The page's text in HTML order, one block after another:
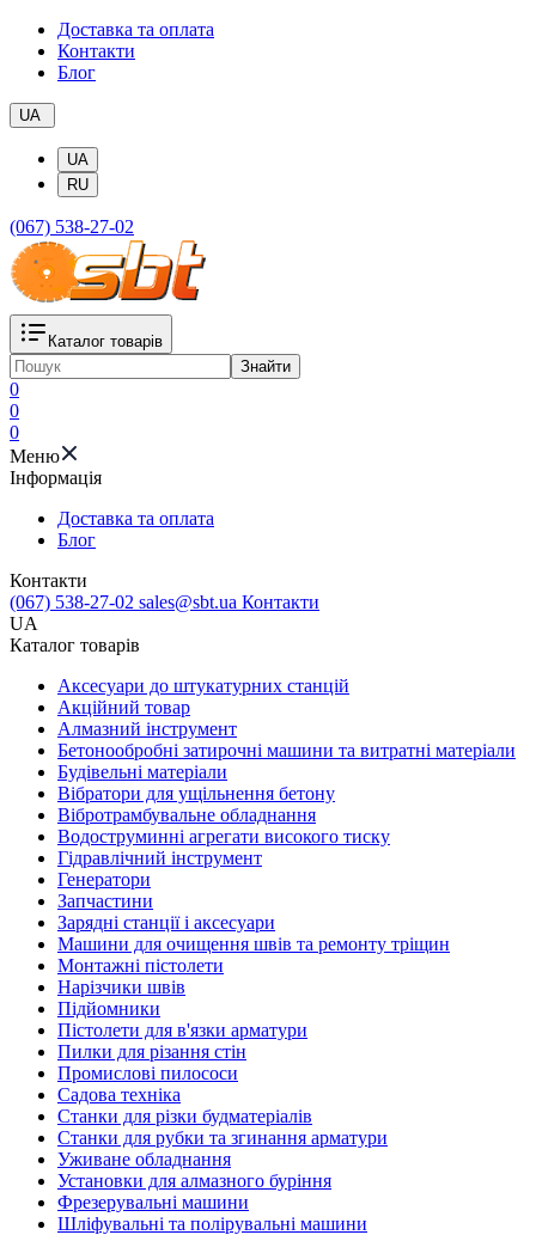
Доставка та оплата
Контакти
Блог
UA
UA
RU
(067) 538-27-02
Каталог товарів
Знайти
0
0
0
Меню
Iнформація
Доставка та оплата
Блог
Контакти
(067) 538-27-02 sales@sbt.ua Контакти
UA
Каталог товарів
Аксесуари до штукатурних станцій
Акційний товар
Алмазний інструмент
Бетонообробні затирочні машини та витратні матеріали
Будівельні матеріали
Вібратори для ущільнення бетону
Вібротрамбувальне обладнання
Водоструминні агрегати високого тиску
Гідравлічний інструмент
Генератори
Запчастини
Зарядні станції і аксесуари
Машини для очищення швів та ремонту тріщин
Монтажні пістолети
Нарізчики швів
Підйомники
Пістолети для в'язки арматури
Пилки для різання стін
Промислові пилососи
Садова техніка
Станки для різки будматеріалів
Станки для рубки та згинання арматури
Уживане обладнання
Установки для алмазного буріння
Фрезерувальні машини
Шліфувальні та полірувальні машини